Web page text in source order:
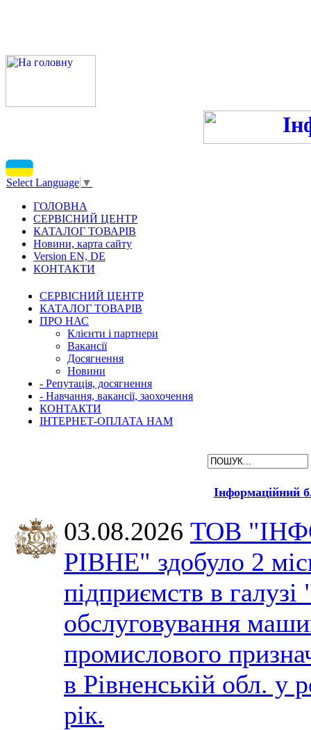
Select Language ▼
ГОЛОВНА
СЕРВІСНИЙ ЦЕНТР
КАТАЛОГ ТОВАРІВ
Новини, карта сайту
Version EN, DE
КОНТАКТИ
СЕРВІСНИЙ ЦЕНТР
КАТАЛОГ ТОВАРІВ
ПРО НАС
Клієнти і партнери
Вакансії
Досягнення
Новини
- Репутація, досягнення
- Навчання, вакансії, заохочення
КОНТАКТИ
ІНТЕРНЕТ-ОПЛАТА НАМ
Інформаційний
03.08.2026 ТОВ
РІВНЕ" здобуло 2
підприємств в
обслуговування
промислового
в Рівненській обл. у
рік.